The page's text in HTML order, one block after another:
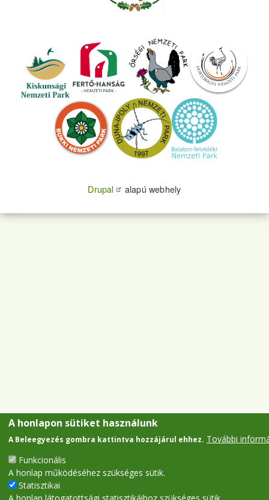
Drupal alapú webhely
A honlapon sütiket használunk
A Beleegyezés gombra kattintva hozzájárul ehhez. További
Funkcionális
A honlap működéséhez szükséges sütik.
Statisztikai